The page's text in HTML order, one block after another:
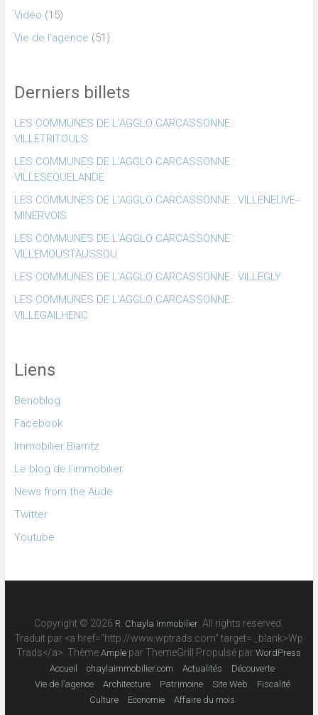
Vidéo (15)
Vie de l'agence (51)
Derniers billets
LES COMMUNES DE L’AGGLO CARCASSONNE :
VILLETRITOULS
LES COMMUNES DE L’AGGLO CARCASSONNE :
VILLESEQUELANDE
LES COMMUNES DE L’AGGLO CARCASSONNE : VILLENEUVE-
MINERVOIS
LES COMMUNES DE L’AGGLO CARCASSONNE :
VILLEMOUSTAUSSOU
LES COMMUNES DE L’AGGLO CARCASSONNE : VILLEGLY
LES COMMUNES DE L’AGGLO CARCASSONNE :
VILLEGAILHENC
Liens
Benoblog
Facebook
Immobilier Biarritz
Le blog de l'immobilier
News from the Aude
Twitter
Youtube
Copyright © 2026 R. Chayla Immobilier. All rights reserved.
Traduit par <a href="http://www.wptrads.com" target= _blank>Wp
Trads</a>. ThèmeAmple par ThemeGrill Propulsé parWordPress
Accueil
chaylaimmobilier.com Actualités
Découverte
Vie de l’agence
Architecture Patrimoine Site Web
Fiscalité
Culture
Economie Affaire du mois